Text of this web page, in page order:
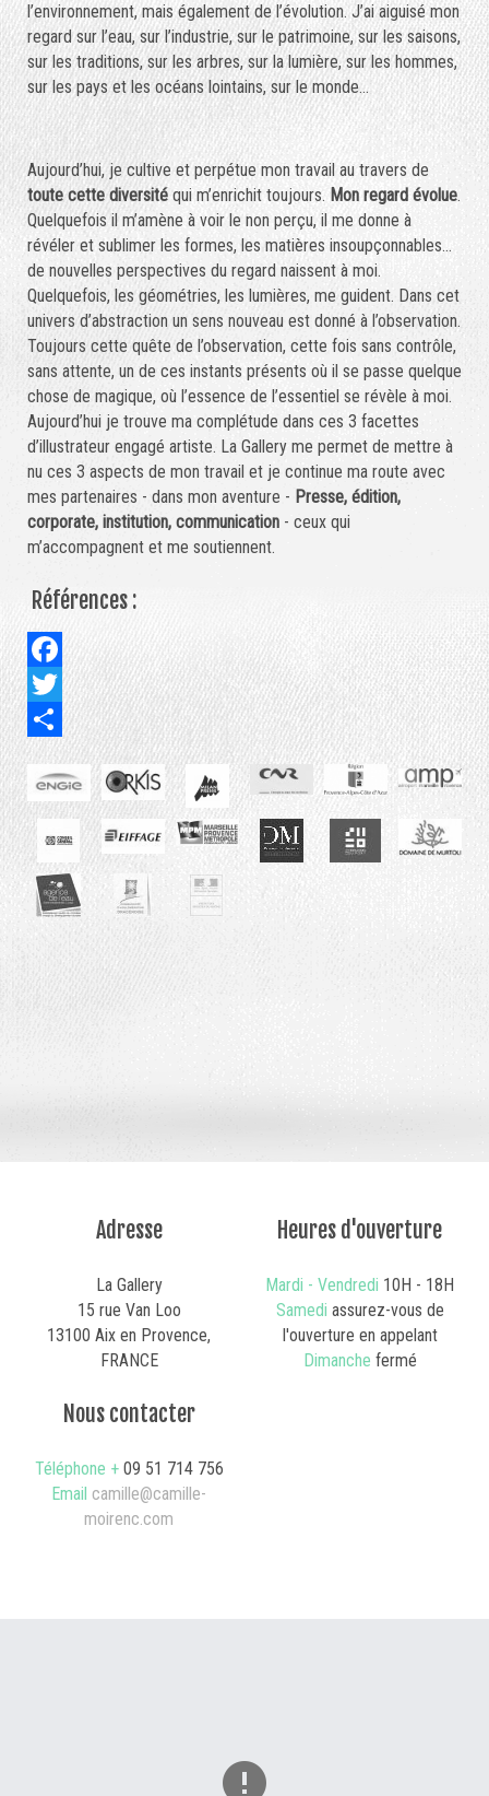
l’environnement, mais également de l’évolution. J’ai aiguisé mon
regard sur l’eau, sur l’industrie, sur le patrimoine, sur les saisons,
sur les traditions, sur les arbres, sur la lumière, sur les hommes,
sur les pays et les océans lointains, sur le monde…
Aujourd’hui, je cultive et perpétue mon travail au travers de
toute cette diversité qui m’enrichit toujours. Mon regard évolue.
Quelquefois il m’amène à voir le non perçu, il me donne à
révéler et sublimer les formes, les matières insoupçonnables…
de nouvelles perspectives du regard naissent à moi.
Quelquefois, les géométries, les lumières, me guident. Dans cet
univers d’abstraction un sens nouveau est donné à l’observation.
Toujours cette quête de l’observation, cette fois sans contrôle,
sans attente, un de ces instants présents où il se passe quelque
chose de magique, où l’essence de l’essentiel se révèle à moi.
Aujourd’hui je trouve ma complétude dans ces 3 facettes
d’illustrateur engagé artiste. La Gallery me permet de mettre à
nu ces 3 aspects de mon travail et je continue ma route avec
mes partenaires - dans mon aventure - Presse, édition,
corporate, institution, communication - ceux qui
m’accompagnent et me soutiennent.
Références :
Facebook
Twitter
Share
Adresse
La Gallery
15 rue Van Loo
13100 Aix en Provence,
FRANCE
Heures d'ouverture
Mardi - Vendredi 10H - 18H
Samedi assurez-vous de
l'ouverture en appelant
Dimanche fermé
Nous contacter
Téléphone + 09 51 714 756
Email camille@camille-
moirenc.com